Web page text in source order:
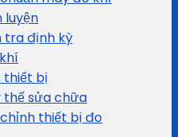
luyện
tra định kỳ
thiết bị
thế sửa chữa
thiết bị đo